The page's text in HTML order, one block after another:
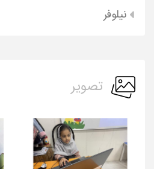
نیلوفر
تصویر